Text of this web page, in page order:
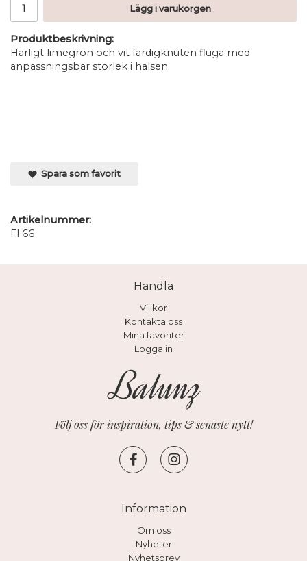
Lägg i varukorgen
Produktbeskrivning:
Härligt limegrön och vit färdigknuten fluga med
anpassningsbar storlek i halsen.
Spara som favorit
Artikelnummer:
Fl 66
Handla
Villkor
Kontakta oss
Mina favoriter
Logga in
Följ oss för inspiration, tips & senaste nytt!
Information
Om oss
Nyheter
Nyhetsbrev